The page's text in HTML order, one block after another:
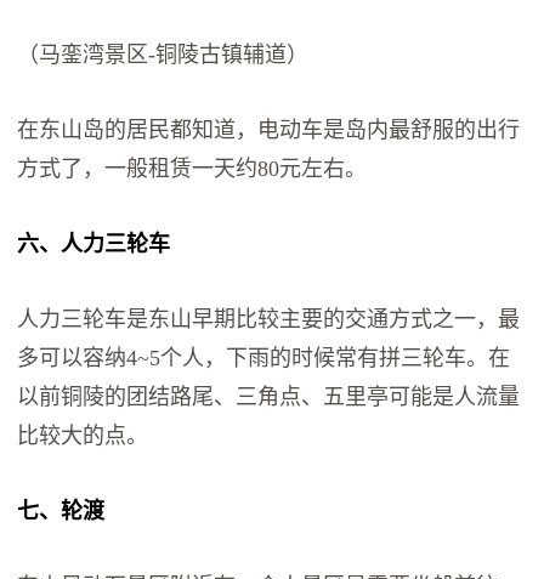
（马銮湾景区-铜陵古镇辅道）
在东山岛的居民都知道，电动车是岛内最舒服的出行
方式了，一般租赁一天约80元左右。
六、人力三轮车
人力三轮车是东山早期比较主要的交通方式之一，最
多可以容纳4~5个人，下雨的时候常有拼三轮车。在
以前铜陵的团结路尾、三角点、五里亭可能是人流量
比较大的点。
七、轮渡